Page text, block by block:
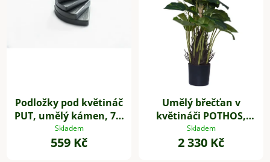
Podložky pod květináč
PUT, umělý kámen, 7 x
7 cm, 4-set, šedé
Skladem
559 Kč
Umělý břečťan v
květináči POTHOS,
výška 85 cm, plast,
zelený
Skladem
2 330 Kč